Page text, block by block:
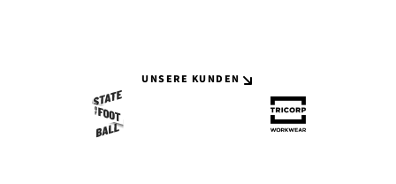
UNSERE KUNDEN